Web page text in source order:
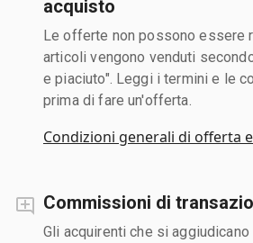
acquisto
Le offerte non possono essere
articoli vengono venduti
e piaciuto". Leggi i termini e le
prima di fare un'offerta.
Condizioni generali di offerta
Commissioni di
Gli acquirenti che si